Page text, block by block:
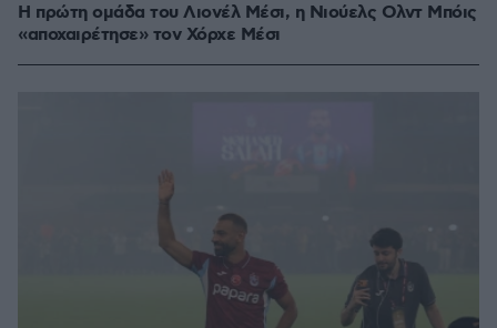
Η πρώτη ομάδα του Λιονέλ Μέσι, η Νιούελς Ολντ Μπόις
«αποχαιρέτησε» τον Χόρχε Μέσι